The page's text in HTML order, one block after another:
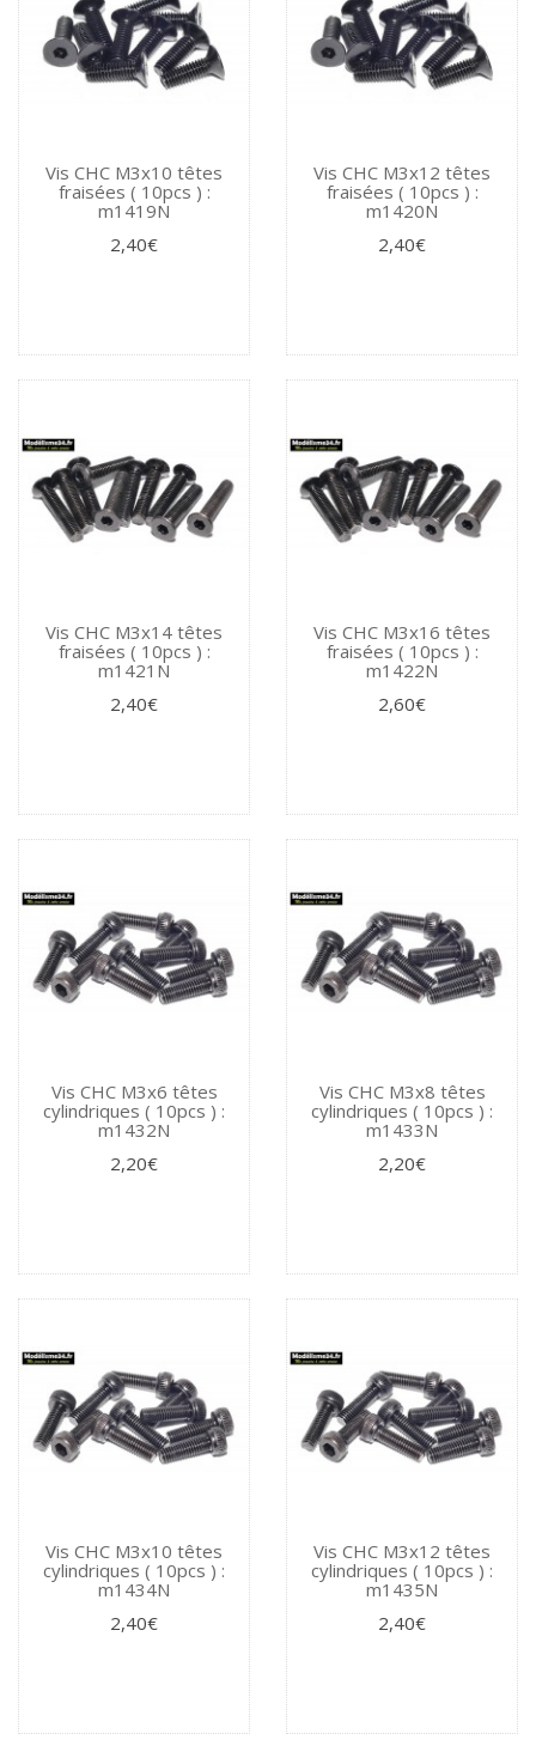
Vis CHC M3x10 têtes
fraisées ( 10pcs ) :
m1419N
2,40€
Vis CHC M3x12 têtes
fraisées ( 10pcs ) :
m1420N
2,40€
Vis CHC M3x14 têtes
fraisées ( 10pcs ) :
m1421N
2,40€
Vis CHC M3x16 têtes
fraisées ( 10pcs ) :
m1422N
2,60€
Vis CHC M3x6 têtes
cylindriques ( 10pcs ) :
m1432N
2,20€
Vis CHC M3x8 têtes
cylindriques ( 10pcs ) :
m1433N
2,20€
Vis CHC M3x10 têtes
cylindriques ( 10pcs ) :
m1434N
2,40€
Vis CHC M3x12 têtes
cylindriques ( 10pcs ) :
m1435N
2,40€